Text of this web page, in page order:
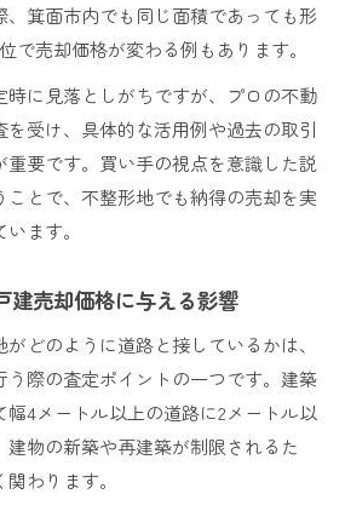
、箕面市内でも同じ面積であっても形
で売却価格が変わる例もあります。
時に見落としがちですが、プロの不動
受け、具体的な活用例や過去の取引
重要です。買い手の視点を意識した説
ことで、不整形地でも納得の売却を実
ます。
建売却価格に与える影響
どのように道路と接しているかは、
う際の査定ポイントの一つです。建築
4メートル以上の道路に2メートル以
建物の新築や再建築が制限されるた
わります。